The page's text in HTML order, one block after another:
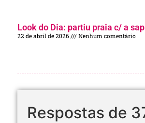
Look do Dia: partiu praia c/ a
22 de abril de 2026 Nenhum comentário
Respostas de